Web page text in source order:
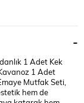
1 Adet Kek
1 Adet
Mutfak Seti,
hem de